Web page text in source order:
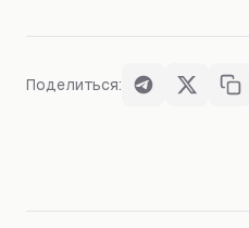
Поделиться: